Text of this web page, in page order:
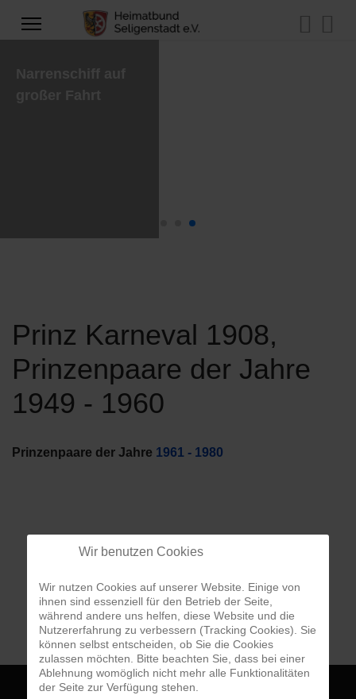
Prinz Karneval 1908,
Prinzenpaare der Jahre
1949 - 1960
Prinzenpaare der Jahre 1961 - 1980
Wir benutzen Cookies
Wir nutzen Cookies auf unserer Website. Einige von
ihnen sind essenziell für den Betrieb der Seite,
während andere uns helfen, diese Website und die
Nutzererfahrung zu verbessern (Tracking Cookies). Sie
können selbst entscheiden, ob Sie die Cookies
zulassen möchten. Bitte beachten Sie, dass bei einer
Ablehnung womöglich nicht mehr alle Funktionalitäten
der Seite zur Verfügung stehen.